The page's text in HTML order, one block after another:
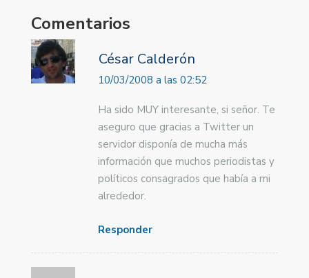
Comentarios
César Calderón
10/03/2008 a las 02:52
Ha sido MUY interesante, si señor. Te
aseguro que gracias a Twitter un
servidor disponía de mucha más
información que muchos periodistas y
políticos consagrados que había a mi
alrededor.
Responder